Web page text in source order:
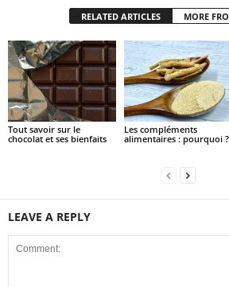
RELATED ARTICLES MORE
Tout savoir sur le
chocolat et ses bienfaits
Les compléments
alimentaires : pourquoi ?
LEAVE A REPLY